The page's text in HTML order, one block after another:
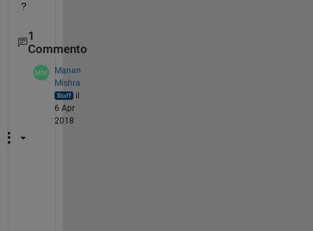
?
1
Commento
Manan
Mishra
il
6 Apr
2018